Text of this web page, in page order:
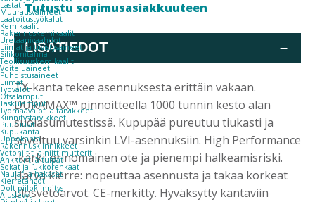
Lastat
Muurausvälineet
Laatoitustyökalut
Kemikaalit
Rakennuskemikaalit
Uretaanivaahdot
Liimat ja tiivistysaineet
Silikonitahna
Teollisuuskemikaalit
Voiteluaineet
Puhdistusaineet
Liimat
Työvalot
Otsalamput
Taskulamput
Työmaavalot ja tarvikkeet
Kiinnitys­tarvikkeet
Puuruuvit
Kupukanta
Uppokanta
Rakennuskiinnikkeet
Vetoniitit ja niittimutterit
Ankkurit ja tulpat
Sokat ja lukkorenkaat
Naulat ja hakaset
Kierretangot
Dolt piilokiinnitys
Aluslevyt
Tutustu sopimusasiakkuuteen
LISÄTIEDOT –
TX-kanta tekee asennuksesta erittäin vakaan.
DURAMAX™ pinnoitteella 1000 tunnin kesto alan
suolasumutestissä. Kupupää pureutuu tiukasti ja
soveltuu varsinkin LVI-asennuksiin. High Performance
-kärki: erinomainen ote ja pienempi halkeamisriski.
Harva kierre: nopeuttaa asennusta ja takaa korkeat
ulosvetoarvot. CE-merkitty. Hyväksytty kantaviin